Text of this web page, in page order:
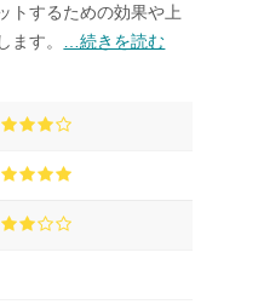
トするための効果や上
ます。
…続きを読む